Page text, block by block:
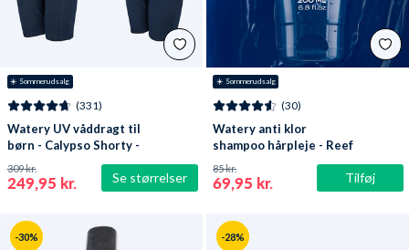
☀️ Sommerudsalg
Se størrelser
(331)
Watery UV våddragt til
børn - Calypso Shorty -
Mørkeblå
249,95 kr.
309 kr.
☀️ Sommerudsalg
Tilføj
(30)
Watery anti klor
shampoo hårpleje - Reef
69,95 kr.
85 kr.
-30% -28%